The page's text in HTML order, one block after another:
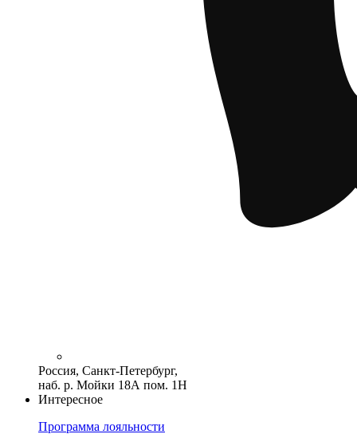
Россия, Санкт-Петербург,
наб. р. Мойки 18А пом. 1Н
Интересное
Программа лояльности